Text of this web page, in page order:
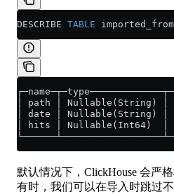
DESCRIBE TABLE
│ path │
│ date │
│ hits │
默认情况下，ClickHouse 会严
有时，我们可以在导入时跳过